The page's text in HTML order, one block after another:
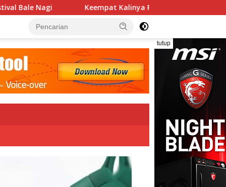
Kalinya PN Lembata Kabulkan Eksepsi, Kado Songsong
tutup